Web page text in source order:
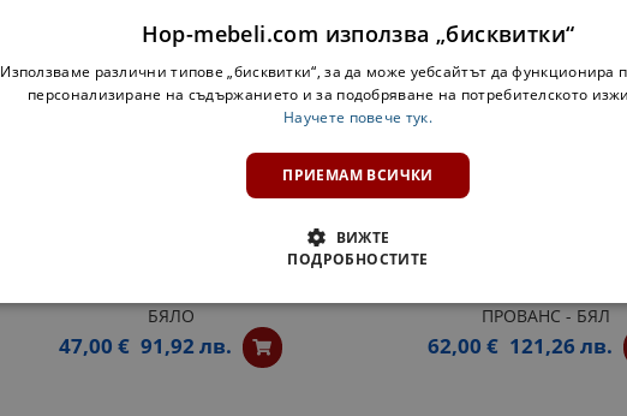
БЯЛО
47,00 € 91,92 лв.
ПРОВАНС - БЯЛ
62,00 € 121,26 лв.
Hop-mebeli.com използва „бисквитки“
Използваме различни типове „бисквитки“, за да може уебсайтът да функционира
персонализиране на съдържанието и за подобряване на потребителското
Научете повече тук.
ПРИЕМАМ ВСИЧКИ
ВИЖТЕ
ПОДРОБНОСТИТЕ